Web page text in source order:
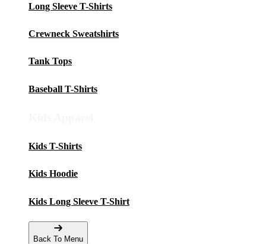
Long Sleeve T-Shirts
Crewneck Sweatshirts
Tank Tops
Baseball T-Shirts
Kids T-Shirts
Kids Hoodie
Kids Long Sleeve T-Shirt
Back To Menu